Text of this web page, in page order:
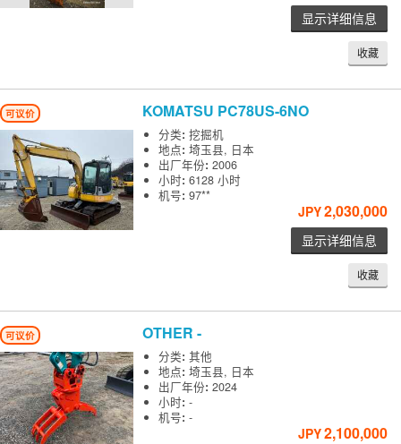
显示详细信息
收藏
可议价 KOMATSU PC78US-6NO
分类:挖掘机
地点:埼玉县, 日本
出厂年份:2006
小时:6128 小时
机号:97**
JPY2,030,000
显示详细信息
收藏
可议价 OTHER-
分类:其他
地点:埼玉县, 日本
出厂年份:2024
小时:-
机号:-
JPY2,100,000